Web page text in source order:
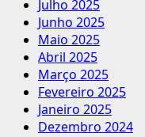
Julho 2025
Junho 2025
Maio 2025
Abril 2025
Março 2025
Fevereiro 2025
Janeiro 2025
Dezembro 2024